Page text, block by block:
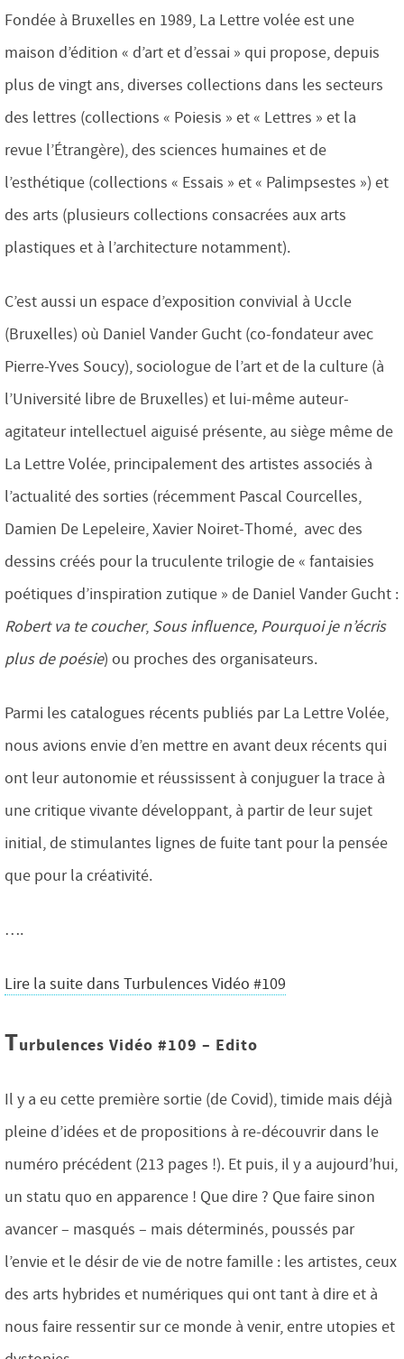
Fondée à Bruxelles en 1989, La Lettre volée est une
maison d’édition « d’art et d’essai » qui propose, depuis
plus de vingt ans, diverses collections dans les secteurs
des lettres (collections « Poiesis » et « Lettres » et la
revue l’Étrangère), des sciences humaines et de
l’esthétique (collections « Essais » et « Palimpsestes ») et
des arts (plusieurs collections consacrées aux arts
plastiques et à l’architecture notamment).
C’est aussi un espace d’exposition convivial à Uccle
(Bruxelles) où Daniel Vander Gucht (co-fondateur avec
Pierre-Yves Soucy), sociologue de l’art et de la culture (à
l’Université libre de Bruxelles) et lui-même auteur-
agitateur intellectuel aiguisé présente, au siège même de
La Lettre Volée, principalement des artistes associés à
l’actualité des sorties (récemment Pascal Courcelles,
Damien De Lepeleire, Xavier Noiret-Thomé, avec des
dessins créés pour la truculente trilogie de « fantaisies
poétiques d’inspiration zutique » de Daniel Vander Gucht :
Robert va te coucher, Sous influence, Pourquoi je n’écris
plus de poésie) ou proches des organisateurs.
Parmi les catalogues récents publiés par La Lettre Volée,
nous avions envie d’en mettre en avant deux récents qui
ont leur autonomie et réussissent à conjuguer la trace à
une critique vivante développant, à partir de leur sujet
initial, de stimulantes lignes de fuite tant pour la pensée
que pour la créativité.
….
Lire la suite dans Turbulences Vidéo #109
Turbulences Vidéo #109 – Edito
Il y a eu cette première sortie (de Covid), timide mais déjà
pleine d’idées et de propositions à re-découvrir dans le
numéro précédent (213 pages !). Et puis, il y a aujourd’hui,
un statu quo en apparence ! Que dire ? Que faire sinon
avancer – masqués – mais déterminés, poussés par
l’envie et le désir de vie de notre famille : les artistes, ceux
des arts hybrides et numériques qui ont tant à dire et à
nous faire ressentir sur ce monde à venir, entre utopies et